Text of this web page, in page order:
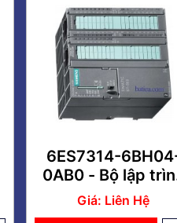
6ES7314-
0AB0 - Bộ lập
PLC S7-300 CPU
314C-2 PTP
Giá: Liên Hệ